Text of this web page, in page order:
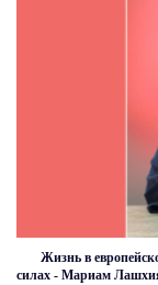
Жизнь в
силах - Мариам